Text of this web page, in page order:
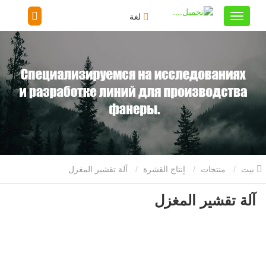
لغة
منتجات إنتاج القشرة
آلة تقشير المغزل